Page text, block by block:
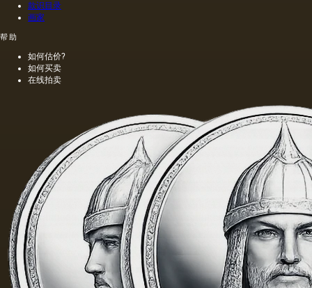
款识目录
画家
帮助
如何估价?
如何买卖
在线拍卖